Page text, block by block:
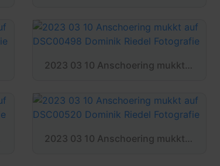
2023 03 10 Anschoering mukkt auf DSC00498 Dominik Riedel Fotografie
2023 03 10 Anschoering mukkt auf DSC00520 Dominik Riedel Fotografie